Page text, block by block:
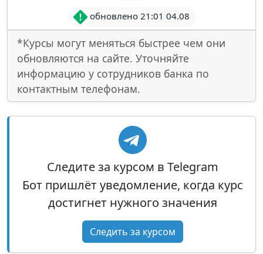
обновлено 21:01 04.08
*Курсы могут меняться быстрее чем они
обновляются на сайте. Уточняйте
информацию у сотрудников банка по
контактным телефонам.
Следите за курсом в Telegram
Бот пришлёт уведомление, когда курс
достигнет нужного значения
Следить за курсом